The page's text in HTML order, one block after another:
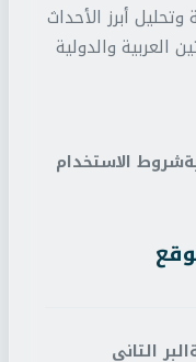
أبرز الأحداث
العربية والدولية
شروط الاستخدام
البر التاني